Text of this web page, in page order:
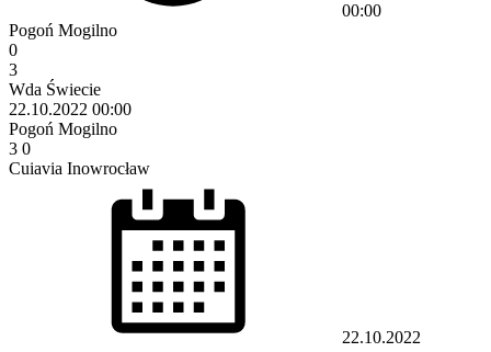
00:00
Pogoń Mogilno
0
3
Wda Świecie
22.10.2022 00:00
Pogoń Mogilno
3 0
Cuiavia Inowrocław
22.10.2022